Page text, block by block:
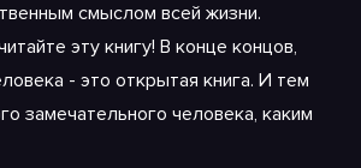
смыслом всей жизни.
эту книгу! В конце концов,
- это открытая книга. И тем
замечательного человека, каким